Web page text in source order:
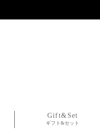
Gift&Set
ギフト&セット